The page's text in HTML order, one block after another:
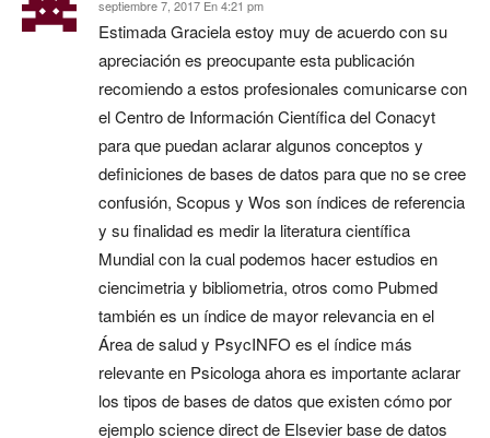
septiembre 7, 2017 En 4:21 pm
Estimada Graciela estoy muy de acuerdo con su
apreciación es preocupante esta publicación
recomiendo a estos profesionales comunicarse con
el Centro de Información Científica del Conacyt
para que puedan aclarar algunos conceptos y
definiciones de bases de datos para que no se cree
confusión, Scopus y Wos son índices de referencia
y su finalidad es medir la literatura científica
Mundial con la cual podemos hacer estudios en
ciencimetria y bibliometria, otros como Pubmed
también es un índice de mayor relevancia en el
Área de salud y PsycINFO es el índice más
relevante en Psicologa ahora es importante aclarar
los tipos de bases de datos que existen cómo por
ejemplo science direct de Elsevier base de datos